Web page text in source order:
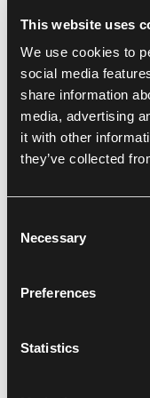
This website uses
We use cookies to
social media
share information
media, advertising
it with other
they’ve collected
Selection
Necessary
Preferences
Statistics
bytostem, které ji
Convoke je tedy
bytostí, ze kterých
Incubate